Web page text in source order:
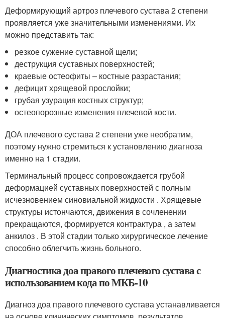
Деформирующий артроз плечевого сустава 2 степени
проявляется уже значительными изменениями. Их
можно представить так:
резкое сужение суставной щели;
деструкция суставных поверхностей;
краевые остеофиты – костные разрастания;
дефицит хрящевой прослойки;
грубая узурация костных структур;
остеопорозные изменения плечевой кости.
ДОА плечевого сустава 2 степени уже необратим,
поэтому нужно стремиться к установлению диагноза
именно на 1 стадии.
Терминальный процесс сопровождается грубой
деформацией суставных поверхностей с полным
исчезновением синовиальной жидкости . Хрящевые
структуры истончаются, движения в сочленении
прекращаются, формируется контрактура , а затем
анкилоз . В этой стадии только хирургическое лечение
способно облегчить жизнь больного.
Диагностика доа правого плечевого сустава с
использованием кода по МКБ-10
Диагноз доа правого плечевого сустава устанавливается